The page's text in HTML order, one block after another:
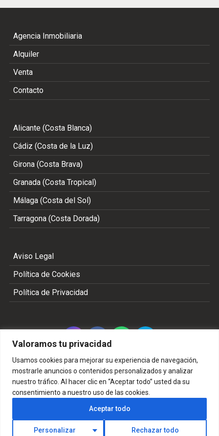
Valoramos tu privacidad
Usamos cookies para mejorar su experiencia de navegación,
mostrarle anuncios o contenidos personalizados y analizar
nuestro tráfico. Al hacer clic en “Aceptar todo” usted da su
consentimiento a nuestro uso de las cookies.
Personalizar Rechazar todo
Aceptar todo
Agencia Inmobiliaria
Alquiler
Venta
Contacto
Alicante (Costa Blanca)
Cádiz (Costa de la Luz)
Girona (Costa Brava)
Granada (Costa Tropical)
Málaga (Costa del Sol)
Tarragona (Costa Dorada)
Aviso Legal
Política de Cookies
Política de Privacidad
Copyright 2002 - 2026 © TODOS LOS DERECHOS
RESERVADOS